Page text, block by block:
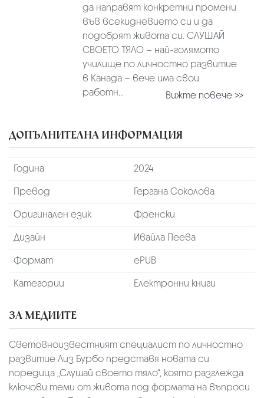
да направят конкретни промени
във всекидневието си и да
подобрят живота си. СЛУШАЙ
СВОЕТО ТЯЛО – най-голямото
училище по личностно развитие
в Канада – вече има свои
работн...
Вижте повече >>
ДОПЪЛНИТЕЛНА ИНФОРМАЦИЯ
Година
2024
Превод
Гергана Соколова
Оригинален език
Френски
Дизайн
Ивайла Пеева
Формат
ePUB
Категории
Електронни книги
ЗА МЕДИИТЕ
Световноизвестният специалист по личностно
развитие Лиз Бурбо представя новата си
поредица „Слушай своето тяло“, която разглежда
ключови теми от живота под формата на въпроси